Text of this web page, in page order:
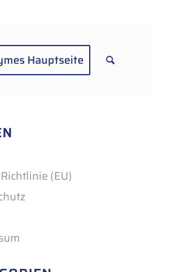
Hauptseite
(EU)